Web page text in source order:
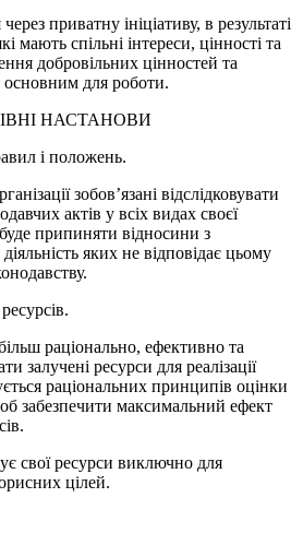
приватну ініціативу, в результаті
мають спільні інтереси, цінності та
добровільних цінностей та
для роботи.
НАСТАНОВИ
і положень.
зобов’язані відслідковувати
актів у всіх видах своєї
буде припиняти відносини з
яких не відповідає цьому
раціонально, ефективно та
залучені ресурси для реалізації
раціональних принципів оцінки
забезпечити максимальний ефект
свої ресурси виключно для
цілей.